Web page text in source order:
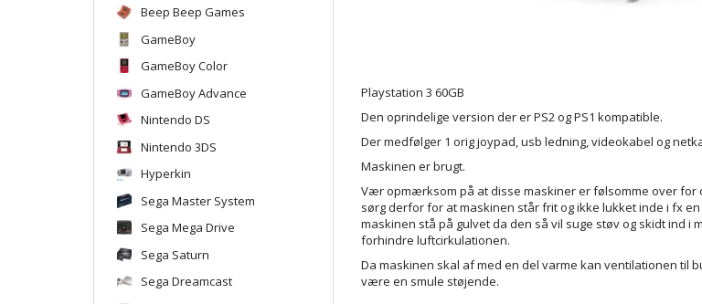
Beep Beep Games
GameBoy
GameBoy Color
GameBoy Advance
Nintendo DS
Nintendo 3DS
Hyperkin
Sega Master System
Sega Mega Drive
Sega Saturn
Sega Dreamcast
Playstation 3 60GB
Den oprindelige version der er PS2 og PS1 kompatible.
Der medfølger 1 orig joypad, usb ledning, videokabel og
Maskinen er brugt.
Vær opmærksom på at disse maskiner er følsomme over for
sørg derfor for at maskinen står frit og ikke lukket inde i fx en
maskinen stå på gulvet da den så vil suge støv og skidt ind i
forhindre luftcirkulationen.
Da maskinen skal af med en del varme kan ventilationen til
være en smule støjende.